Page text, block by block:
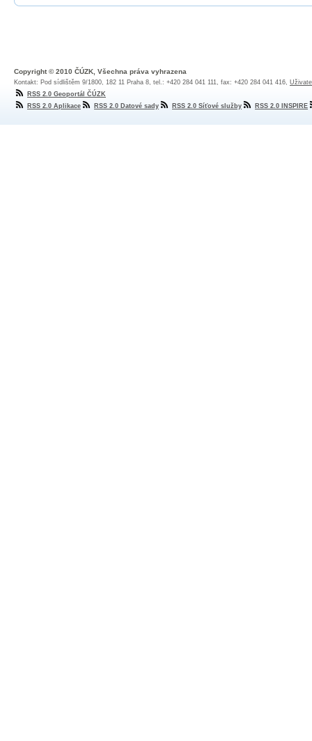
Copyright © 2010 ČÚZK, Všechna práva vyhrazena
Kontakt: Pod sídlištěm 9/1800, 182 11 Praha 8, tel.: +420 284 041 111, fax: +420 284 041 416,
RSS 2.0 Geoportál ČÚZK
RSS 2.0 Aplikace
RSS 2.0 Datové sady RSS 2.0 Síťové služby RSS 2.0 INSPIRE